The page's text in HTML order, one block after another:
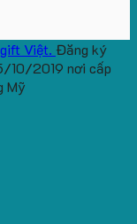
Việt. Đăng ký
10/2019 nơi cấp
Mỹ